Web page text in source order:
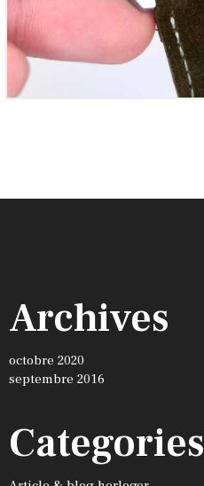
Archives
octobre 2020
septembre 2016
Categories